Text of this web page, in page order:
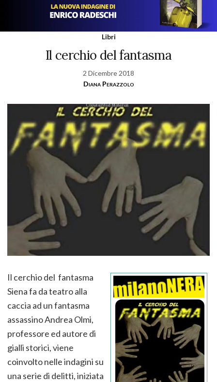
Libri
Il cerchio del fantasma
2 Dicembre 2018
Diana Perazzolo
Il cerchio del fantasma
Siena fa da teatro alla
caccia ad un fantasma
assassino Andrea Olmi,
professore ed autore di
gialli storici, viene
coinvolto nelle indagini su
una serie di delitti, iniziata